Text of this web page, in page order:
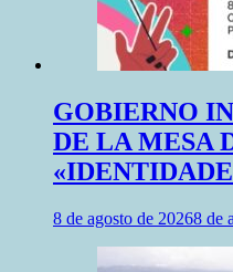
GOBIERNO
DE LA MESA
8 de agosto de 20268 de